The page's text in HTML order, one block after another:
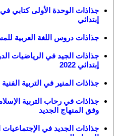
جذاذات الوحدة الأولى كتابي في
إبتدائي
جذاذات دروس اللغة العربية
جذاذات الجيد في الرياضيات
إبتدائي 2022
جذاذات المنير في التربية
جذاذات في رحاب التربية
وفق المنهاج الجديد
جذاذات الجديد في